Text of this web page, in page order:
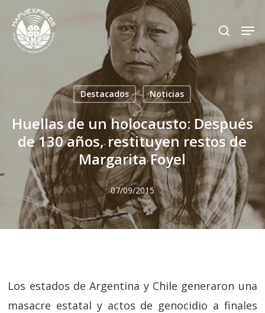
main
search
Destacados Noticias
Huellas de un holocausto: Después
de 130 años, restituyen restos de
Margarita Foyel
07/09/2015
Los estados de Argentina y Chile generaron una
masacre estatal y actos de genocidio a finales
Close